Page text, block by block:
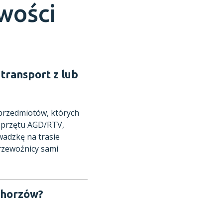
z lub
których
AGD/RTV,
na trasie
sami